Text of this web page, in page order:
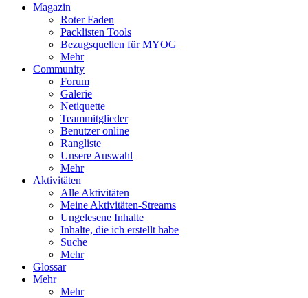
Magazin
Roter Faden
Packlisten Tools
Bezugsquellen für MYOG
Mehr
Community
Forum
Galerie
Netiquette
Teammitglieder
Benutzer online
Rangliste
Unsere Auswahl
Mehr
Aktivitäten
Alle Aktivitäten
Meine Aktivitäten-Streams
Ungelesene Inhalte
Inhalte, die ich erstellt habe
Suche
Mehr
Glossar
Mehr
Mehr